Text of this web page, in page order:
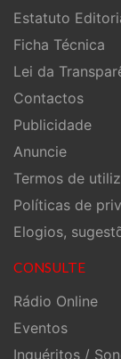
Estatuto
Ficha Técnica
Lei da
Contactos
Publicidade
Anuncie
Termos de
Políticas de
Elogios,
CONSULTE
Rádio Online
Eventos
Inquéritos /